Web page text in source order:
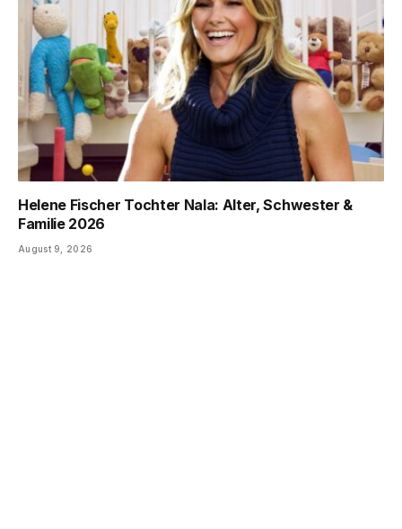
Helene Fischer Tochter Nala: Alter, Schwester &
Familie 2026
August 9, 2026